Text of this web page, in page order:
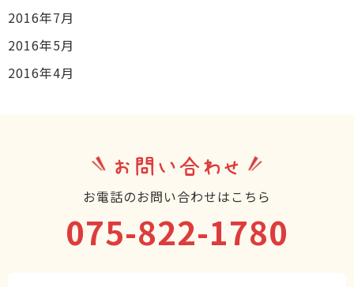
2016年7月
2016年5月
2016年4月
お問い合わせ
お電話のお問い合わせはこちら
075-822-1780